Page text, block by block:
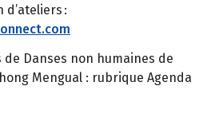
:
de Danses non humaines de
Mengual : rubrique Agenda